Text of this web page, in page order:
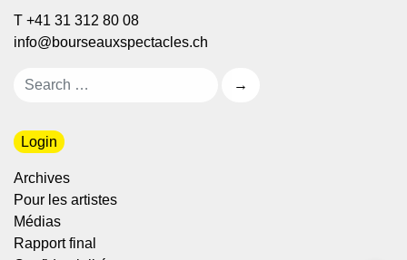
T +41 31 312 80 08
info@bourseauxspectacles.ch
Login
Archives
Pour les artistes
Médias
Rapport final